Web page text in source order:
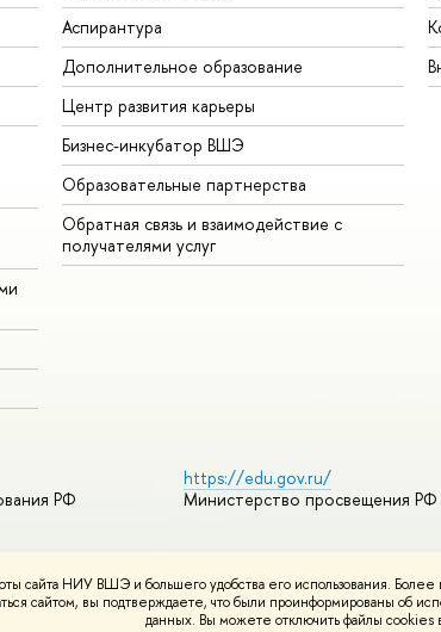
сайта НИУ ВШЭ и большего удобства его использования.
сайтом, вы подтверждаете, что были проинформированы об
данных. Вы можете отключить файлы cookies
Аспирантура
Дополнительное образование
Центр развития карьеры
Бизнес-инкубатор ВШЭ
Образовательные партнерства
Обратная связь и взаимодействие с
получателями услуг
РФ
https://edu.gov.ru/
Министерство просвещения РФ
использования материаловПолитика
Школе дизайна НИУ ВШЭ